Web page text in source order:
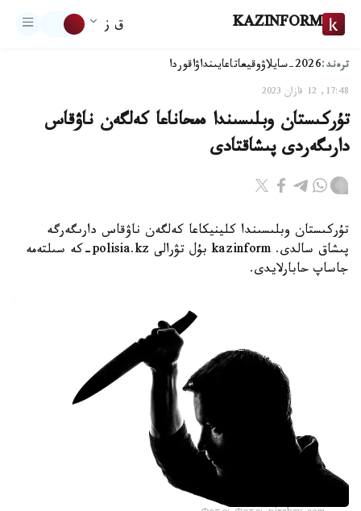
KAZINFORM ق ز
ترەند:2026-سايلاۋ وقيعاتاعايىنداۋاقوردا
17:48, 12 قازان 2023
تۇركىستان وبلىسىندا ەمحاناعا كەلگەن ناۋقاس
دارىگەردى پىشاقتادى
تۇركىستان وبلىسىندا كلينيكاعا كەلگەن ناۋقاس دارىگەرگە
پىشاق سالدى. kazinform بۇل تۋرالى polisia.kz-كە سىلتەمە
جاساپ حابارلايدى.